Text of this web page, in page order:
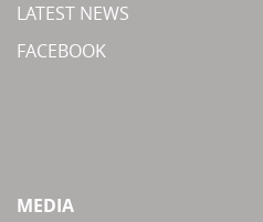
LATEST NEWS
FACEBOOK
MEDIA